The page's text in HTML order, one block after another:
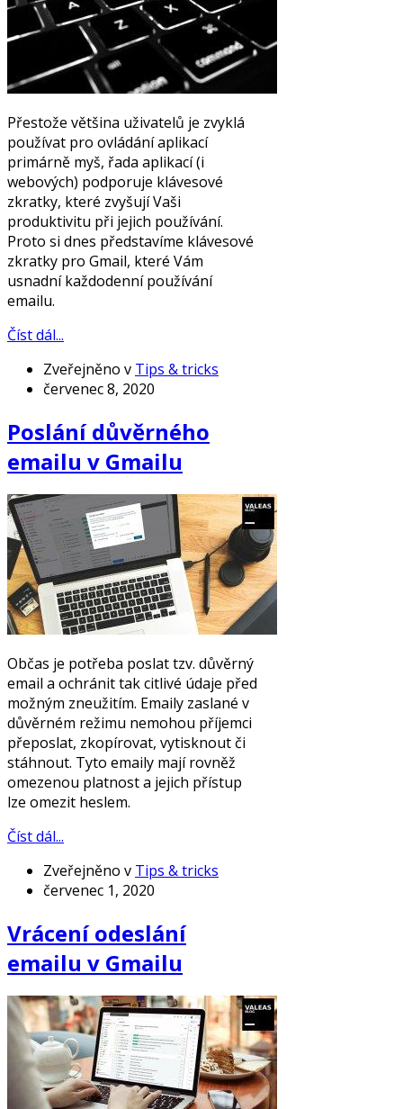
Přestože většina uživatelů je zvyklá
používat pro ovládání aplikací
primárně myš, řada aplikací (i
webových) podporuje klávesové
zkratky, které zvyšují Vaši
produktivitu při jejich používání.
Proto si dnes představíme klávesové
zkratky pro Gmail, které Vám
usnadní každodenní používání
emailu.
Číst dál...
Zveřejněno v Tips & tricks
červenec 8, 2020
Poslání důvěrného
emailu v Gmailu
Občas je potřeba poslat tzv. důvěrný
email a ochránit tak citlivé údaje před
možným zneužitím. Emaily zaslané v
důvěrném režimu nemohou příjemci
přeposlat, zkopírovat, vytisknout či
stáhnout. Tyto emaily mají rovněž
omezenou platnost a jejich přístup
lze omezit heslem.
Číst dál...
Zveřejněno v Tips & tricks
červenec 1, 2020
Vrácení odeslání
emailu v Gmailu